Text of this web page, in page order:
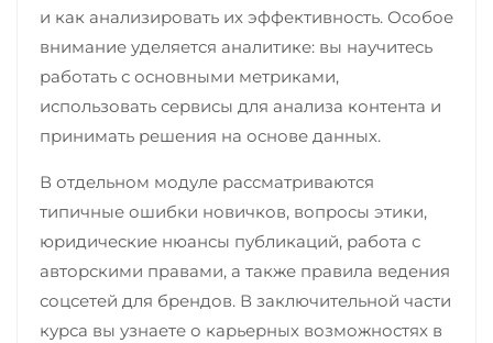
и как анализировать их эффективность. Особое
внимание уделяется аналитике: вы научитесь
работать с основными метриками,
использовать сервисы для анализа контента и
принимать решения на основе данных.
В отдельном модуле рассматриваются
типичные ошибки новичков, вопросы этики,
юридические нюансы публикаций, работа с
авторскими правами, а также правила ведения
соцсетей для брендов. В заключительной части
курса вы узнаете о карьерных возможностях в